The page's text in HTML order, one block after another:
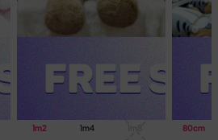
1m 1m4
1m2 1m4 80cm